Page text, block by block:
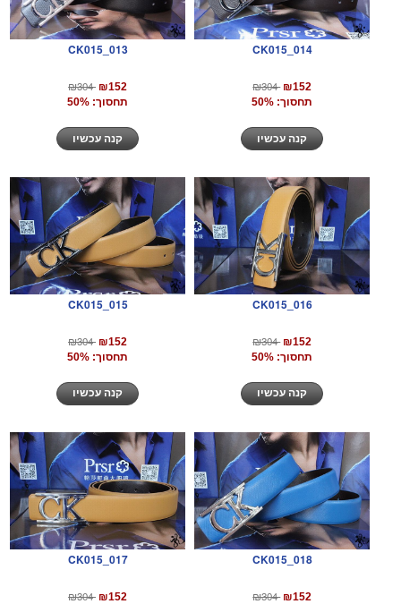
CK015_013
₪304 ₪152
תחסוך: 50%
CK015_014
₪304 ₪152
תחסוך: 50%
CK015_015
₪304 ₪152
תחסוך: 50%
CK015_016
₪304 ₪152
תחסוך: 50%
CK015_017
₪304 ₪152
CK015_018
₪304 ₪152